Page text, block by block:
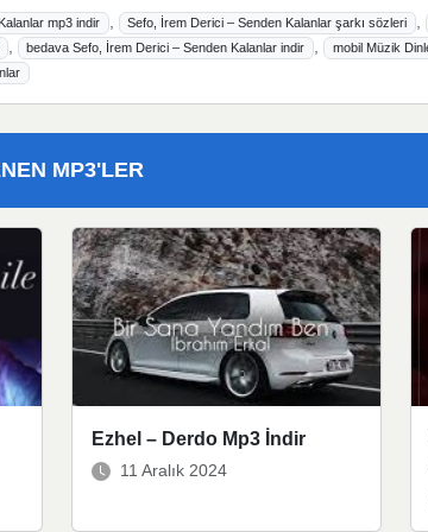
mp3 indir , Sefo, İrem Derici – Senden Kalanlar şarkı sözleri ,
, bedava Sefo, İrem Derici – Senden Kalanlar indir , mobil Müzik
MP3'LER
Ezhel – Derdo Mp3 İndir
11 Aralık 2024